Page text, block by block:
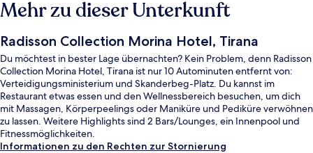
Mehr zu dieser Unterkunft
Radisson Collection Morina Hotel, Tirana
Du möchtest in bester Lage übernachten? Kein Problem, denn Radisson
Collection Morina Hotel, Tirana ist nur 10 Autominuten entfernt von:
Verteidigungsministerium und Skanderbeg-Platz. Du kannst im
Restaurant etwas essen und den Wellnessbereich besuchen, um dich
mit Massagen, Körperpeelings oder Maniküre und Pediküre verwöhnen
zu lassen. Weitere Highlights sind 2 Bars/Lounges, ein Innenpool und
Fitnessmöglichkeiten.
Informationen zu den Rechten zur Stornierung